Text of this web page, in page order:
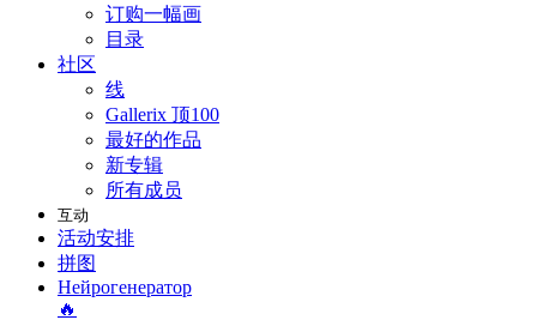
订购一幅画
目录
社区
线
Gallerix 顶100
最好的作品
新专辑
所有成员
互动
活动安排
拼图
Нейрогенератор
🔥